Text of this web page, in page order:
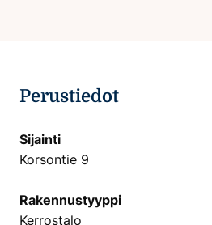
Perustiedot
Sijainti
Korsontie 9
Rakennustyyppi
Kerrostalo